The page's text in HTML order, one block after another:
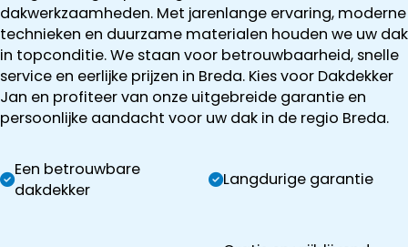
dakwerkzaamheden. Met jarenlange ervaring, moderne
technieken en duurzame materialen houden we uw dak
in topconditie. We staan voor betrouwbaarheid, snelle
service en eerlijke prijzen in Breda. Kies voor Dakdekker
Jan en profiteer van onze uitgebreide garantie en
persoonlijke aandacht voor uw dak in de regio Breda.
Een betrouwbare
dakdekker
Langdurige garantie